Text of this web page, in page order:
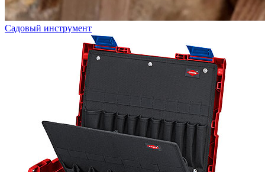
Садовый инструмент